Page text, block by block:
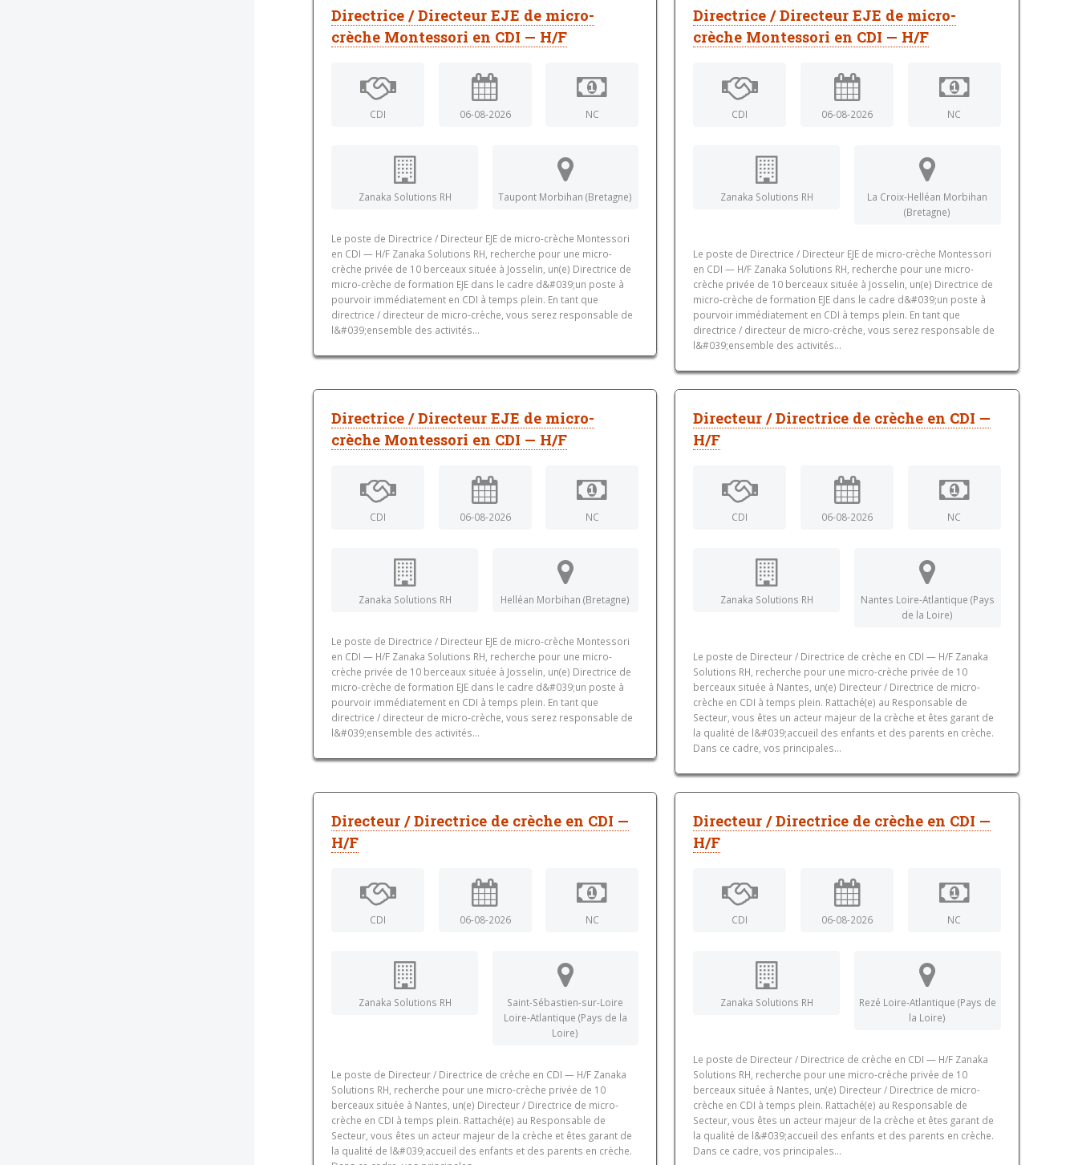
Directrice / Directeur EJE de micro-
crèche Montessori en CDI — H/F
CDI 06-08-2026 NC
Zanaka Solutions RH Taupont Morbihan (Bretagne)
Le poste de Directrice / Directeur EJE de micro-crèche Montessori
en CDI — H/F Zanaka Solutions RH, recherche pour une micro-
crèche privée de 10 berceaux située à Josselin, un(e) Directrice de
micro-crèche de formation EJE dans le cadre d&#039;un poste à
pourvoir immédiatement en CDI à temps plein. En tant que
directrice / directeur de micro-crèche, vous serez responsable de
l&#039;ensemble des activités...
Directrice / Directeur EJE de micro-
crèche Montessori en CDI — H/F
CDI 06-08-2026 NC
Zanaka Solutions RH
La Croix-Helléan Morbihan
(Bretagne)
Le poste de Directrice / Directeur EJE de micro-crèche Montessori
en CDI — H/F Zanaka Solutions RH, recherche pour une micro-
crèche privée de 10 berceaux située à Josselin, un(e) Directrice de
micro-crèche de formation EJE dans le cadre d&#039;un poste à
pourvoir immédiatement en CDI à temps plein. En tant que
directrice / directeur de micro-crèche, vous serez responsable de
l&#039;ensemble des activités...
Directrice / Directeur EJE de micro-
crèche Montessori en CDI — H/F
CDI 06-08-2026 NC
Zanaka Solutions RH Helléan Morbihan (Bretagne)
Le poste de Directrice / Directeur EJE de micro-crèche Montessori
en CDI — H/F Zanaka Solutions RH, recherche pour une micro-
crèche privée de 10 berceaux située à Josselin, un(e) Directrice de
micro-crèche de formation EJE dans le cadre d&#039;un poste à
pourvoir immédiatement en CDI à temps plein. En tant que
directrice / directeur de micro-crèche, vous serez responsable de
l&#039;ensemble des activités...
Directeur / Directrice de crèche en CDI —
H/F
CDI 06-08-2026 NC
Zanaka Solutions RH
Nantes Loire-Atlantique (Pays
de la Loire)
Le poste de Directeur / Directrice de crèche en CDI — H/F Zanaka
Solutions RH, recherche pour une micro-crèche privée de 10
berceaux située à Nantes, un(e) Directeur / Directrice de micro-
crèche en CDI à temps plein. Rattaché(e) au Responsable de
Secteur, vous êtes un acteur majeur de la crèche et êtes garant de
la qualité de l&#039;accueil des enfants et des parents en crèche.
Dans ce cadre, vos principales...
Directeur / Directrice de crèche en CDI —
H/F
CDI 06-08-2026 NC
Zanaka Solutions RH
Saint-Sébastien-sur-Loire
Loire-Atlantique (Pays de la
Loire)
Le poste de Directeur / Directrice de crèche en CDI — H/F Zanaka
Solutions RH, recherche pour une micro-crèche privée de 10
berceaux située à Nantes, un(e) Directeur / Directrice de micro-
crèche en CDI à temps plein. Rattaché(e) au Responsable de
Secteur, vous êtes un acteur majeur de la crèche et êtes garant de
la qualité de l&#039;accueil des enfants et des parents en crèche.
Directeur / Directrice de crèche en CDI —
H/F
CDI 06-08-2026 NC
Zanaka Solutions RH
Rezé Loire-Atlantique (Pays de
la Loire)
Le poste de Directeur / Directrice de crèche en CDI — H/F Zanaka
Solutions RH, recherche pour une micro-crèche privée de 10
berceaux située à Nantes, un(e) Directeur / Directrice de micro-
crèche en CDI à temps plein. Rattaché(e) au Responsable de
Secteur, vous êtes un acteur majeur de la crèche et êtes garant de
la qualité de l&#039;accueil des enfants et des parents en crèche.
Dans ce cadre, vos principales...